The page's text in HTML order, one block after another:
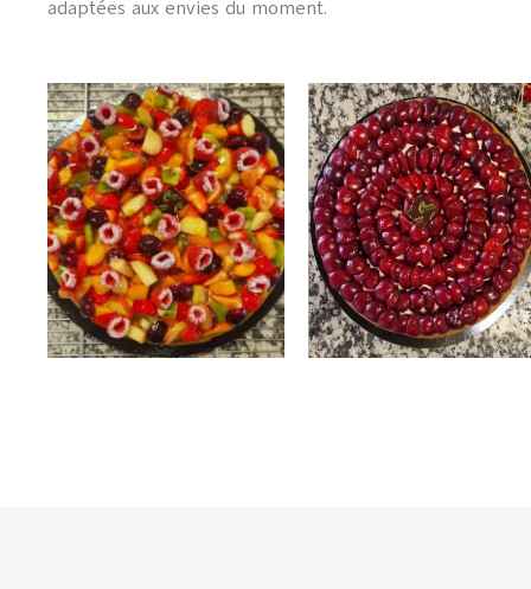
adaptées aux envies du moment.